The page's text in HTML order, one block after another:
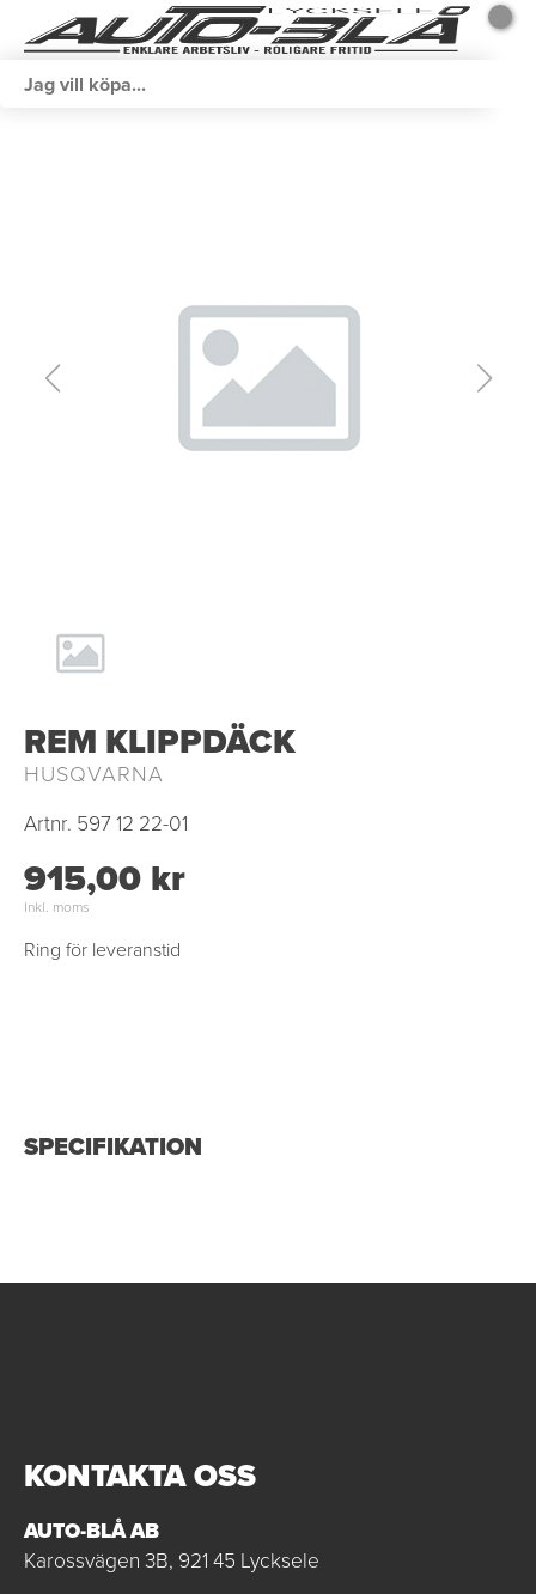
REM KLIPPDÄCK
HUSQVARNA
Artnr. 597 12 22-01
915,00 kr
Inkl. moms
Ring för leveranstid
SPECIFIKATION
KONTAKTA OSS
AUTO-BLÅ AB
Karossvägen 3B, 921 45 Lycksele